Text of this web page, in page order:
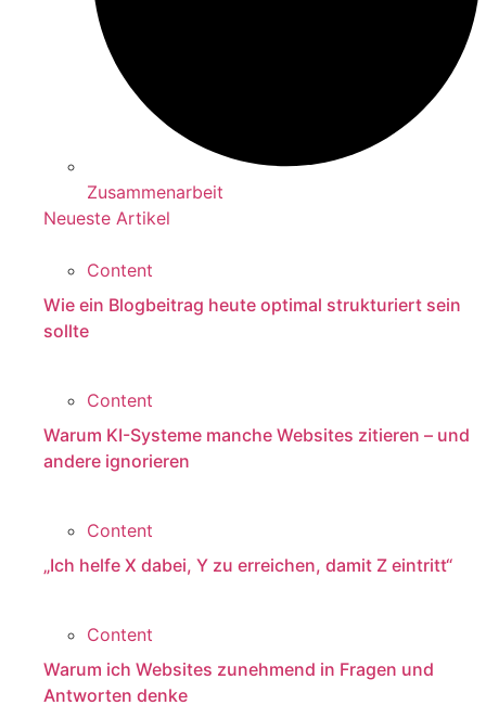
Zusammenarbeit
Neueste Artikel
Content
Wie ein Blogbeitrag heute optimal strukturiert sein
sollte
Content
Warum KI-Systeme manche Websites zitieren – und
andere ignorieren
Content
„Ich helfe X dabei, Y zu erreichen, damit Z eintritt“
Content
Warum ich Websites zunehmend in Fragen und
Antworten denke